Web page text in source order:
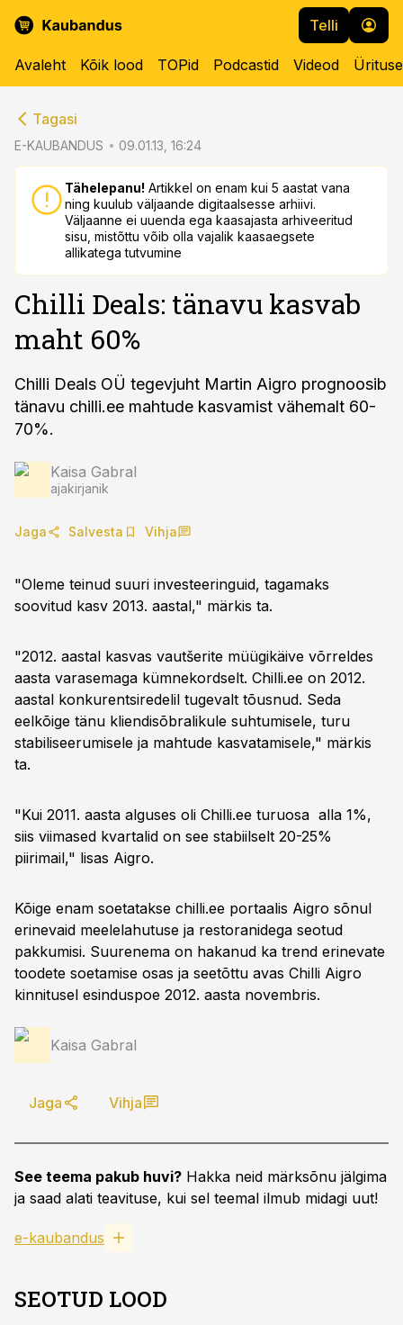
Telli
Avaleht Kõik lood TOPid Podcastid Videod
Tagasi
E-KAUBANDUS 09.01.13, 16:24
Tähelepanu! Artikkel on enam kui 5 aastat vana
ning kuulub väljaande digitaalsesse arhiivi.
Väljaanne ei uuenda ega kaasajasta arhiveeritud
sisu, mistõttu võib olla vajalik kaasaegsete
allikatega tutvumine
Chilli Deals: tänavu kasvab
maht 60%
Chilli Deals OÜ tegevjuht Martin Aigro prognoosib
tänavu chilli.ee mahtude kasvamist vähemalt 60-
70%.
Kaisa Gabral
ajakirjanik
Jaga Salvesta Vihja
"Oleme teinud suuri investeeringuid, tagamaks
soovitud kasv 2013. aastal," märkis ta.
"2012. aastal kasvas vautšerite müügikäive võrreldes
aasta varasemaga kümnekordselt. Chilli.ee on 2012.
aastal konkurentsiredelil tugevalt tõusnud. Seda
eelkõige tänu kliendisõbralikule suhtumisele, turu
stabiliseerumisele ja mahtude kasvatamisele," märkis
ta.
"Kui 2011. aasta alguses oli Chilli.ee turuosa alla 1%,
siis viimased kvartalid on see stabiilselt 20-25%
piirimail," lisas Aigro.
Kõige enam soetatakse chilli.ee portaalis Aigro sõnul
erinevaid meelelahutuse ja restoranidega seotud
pakkumisi. Suurenema on hakanud ka trend erinevate
toodete soetamise osas ja seetõttu avas Chilli Aigro
kinnitusel esinduspoe 2012. aasta novembris.
Kaisa Gabral
Jaga Vihja
See teema pakub huvi? Hakka neid märksõnu jälgima
ja saad alati teavituse, kui sel teemal ilmub midagi uut!
e-kaubandus
SEOTUD LOOD